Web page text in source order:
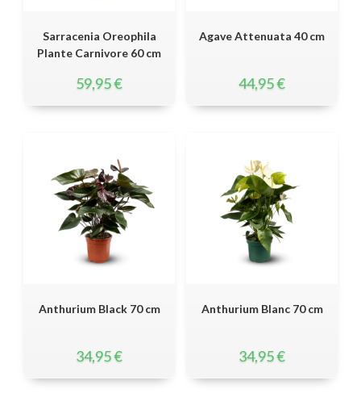
Sarracenia Oreophila
Plante Carnivore 60 cm
59,95€
Agave Attenuata 40 cm
44,95€
Anthurium Black 70 cm
34,95€
Anthurium Blanc 70 cm
34,95€